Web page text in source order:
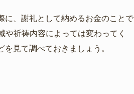
に、謝礼として納めるお金のことで
や祈祷内容によっては変わってく
見て調べておきましょう。